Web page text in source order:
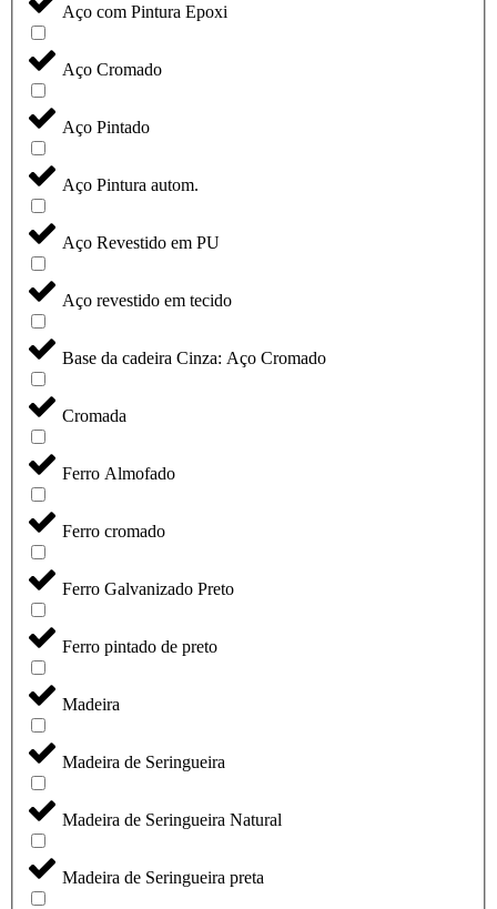
Aço com Pintura Epoxi
Aço Cromado
Aço Pintado
Aço Pintura autom.
Aço Revestido em PU
Aço revestido em tecido
Base da cadeira Cinza: Aço Cromado
Cromada
Ferro Almofado
Ferro cromado
Ferro Galvanizado Preto
Ferro pintado de preto
Madeira
Madeira de Seringueira
Madeira de Seringueira Natural
Madeira de Seringueira preta